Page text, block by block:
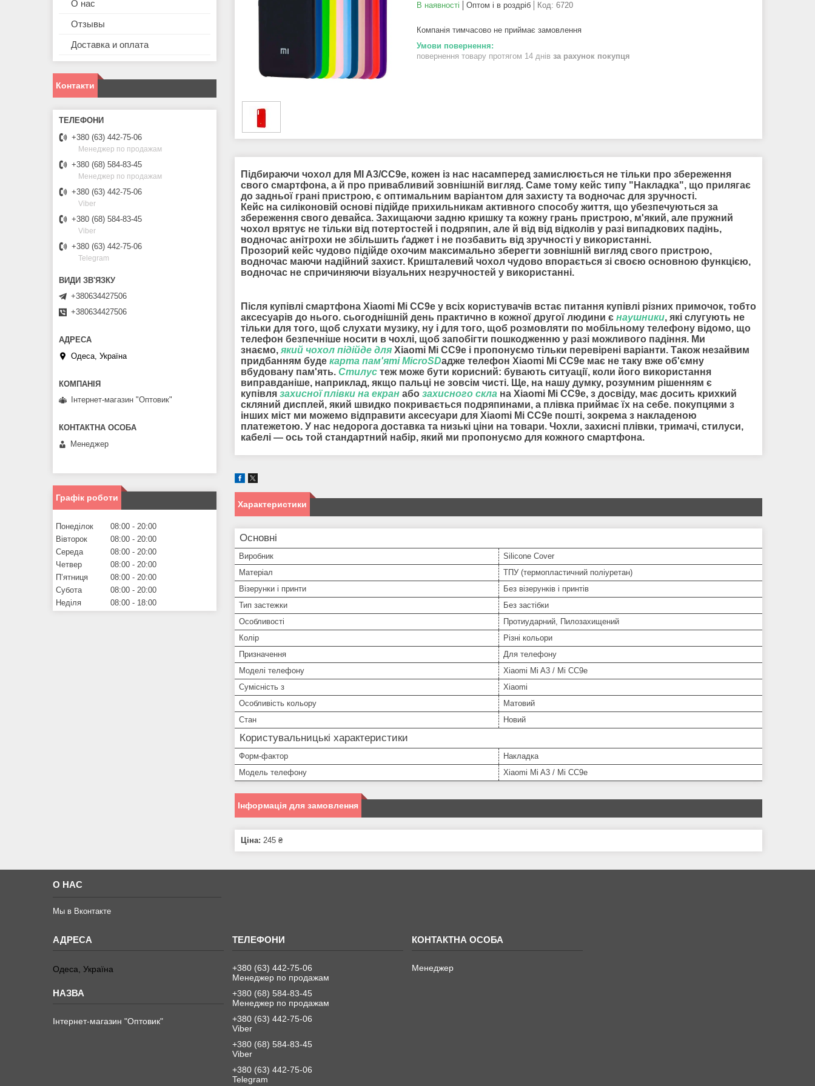
В наявності Оптом і в роздріб Код: 6720
Компанія тимчасово не приймає замовлення
повернення товару протягом 14 днів за рахунок покупця
Підбираючи чохол для MI A3/CC9e, кожен із нас насамперед замислюється не тільки про збереження
свого смартфона, а й про привабливий зовнішній вигляд. Саме тому кейс типу "Накладка", що прилягає
до задньої грані пристрою, є оптимальним варіантом для захисту та водночас для зручності.
Кейс на силіконовій основі підійде прихильникам активного способу життя, що убезпечуються за
збереження свого девайса. Захищаючи задню кришку та кожну грань пристрою, м'який, але пружний
чохол врятує не тільки від потертостей і подряпин, але й від від відколів у разі випадкових падінь,
водночас анітрохи не збільшить ґаджет і не позбавить від зручності у використанні.
Прозорий кейс чудово підійде охочим максимально зберегти зовнішній вигляд свого пристрою,
водночас маючи надійний захист. Кришталевий чохол чудово впорається зі своєю основною функцією,
водночас не спричиняючи візуальних незручностей у використанні.
Після купівлі смартфона Xiaomi Mi CC9e у всіх користувачів встає питання купівлі різних примочок, тобто
аксесуарів до нього. сьогоднішній день практично в кожної другої людини є наушники, які слугують не
тільки для того, щоб слухати музику, ну і для того, щоб розмовляти по мобільному телефону відомо, що
телефон безпечніше носити в чохлі, щоб запобігти пошкодженню у разі можливого падіння. Ми
знаємо, який чохол підійде для Xiaomi Mi CC9e і пропонуємо тільки перевірені варіанти. Також незайвим
придбанням буде карта пам'яті MicroSDадже телефон Xiaomi Mi CC9e має не таку вже об'ємну
вбудовану пам'ять. Стилус теж може бути корисний: бувають ситуації, коли його використання
виправданіше, наприклад, якщо пальці не зовсім чисті. Ще, на нашу думку, розумним рішенням є
купівля захисної плівки на екран або захисного скла на Xiaomi Mi CC9e, з досвіду, має досить крихкий
скляний дисплей, який швидко покривається подряпинами, а плівка приймає їх на себе. покупцями з
інших міст ми можемо відправити аксесуари для Xiaomi Mi CC9e пошті, зокрема з накладеною
платежетою. У нас недорога доставка та низькі ціни на товари. Чохли, захисні плівки, тримачі, стилуси,
кабелі — ось той стандартний набір, який ми пропонуємо для кожного смартфона.
Характеристики
Основні
Виробник
Silicone Cover
Матеріал
ТПУ (термопластичний поліуретан)
Візерунки і принти
Без візерунків і принтів
Тип застежки
Без застібки
Особливості
Протиударний, Пилозахищений
Колір
Різні кольори
Призначення
Для телефону
Моделі телефону
Xiaomi Mi A3 / Mi CC9e
Сумісність з
Xiaomi
Особливість кольору
Матовий
Стан
Новий
Користувальницькі характеристики
Форм-фактор
Накладка
Модель телефону
Xiaomi Mi A3 / Mi CC9e
Інформація для замовлення
Ціна: 245 ₴
О нас
Отзывы
Доставка и оплата
Контакти
+380 (63) 442-75-06
Менеджер по продажам
+380 (68) 584-83-45
Менеджер по продажам
+380 (63) 442-75-06
Viber
+380 (68) 584-83-45
Viber
+380 (63) 442-75-06
Telegram
+380634427506
+380634427506
Одеса, Україна
Інтернет-магазин "Оптовик"
Менеджер
Графік роботи
Понеділок 08:00
20:00
Вівторок
08:00
20:00
Середа
08:00
20:00
Четвер
08:00
20:00
Пʼятниця
08:00
20:00
Субота
08:00
20:00
Неділя
08:00 18:00
О НАС
Мы в Вконтакте
Одеса, Україна
Інтернет-магазин "Оптовик"
+380 (63) 442-75-06
Менеджер по продажам
+380 (68) 584-83-45
Менеджер по продажам
+380 (63) 442-75-06
Viber
+380 (68) 584-83-45
Viber
+380 (63) 442-75-06
Telegram
Менеджер